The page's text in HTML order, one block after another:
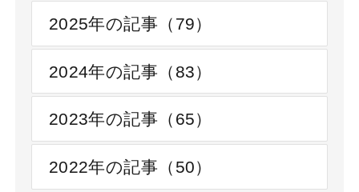
2025年の記事（79）
2024年の記事（83）
2023年の記事（65）
2022年の記事（50）